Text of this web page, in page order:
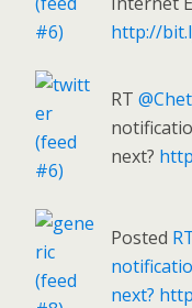
http://
RT
next?
Posted
next?